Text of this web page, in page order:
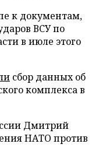
к документам,
ВСУ по
в июле этого
сбор данных об
комплекса в
Дмитрий
НАТО против